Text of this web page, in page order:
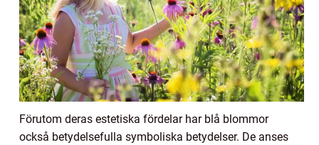
Förutom deras estetiska fördelar har blå blommor
också betydelsefulla symboliska betydelser. De anses